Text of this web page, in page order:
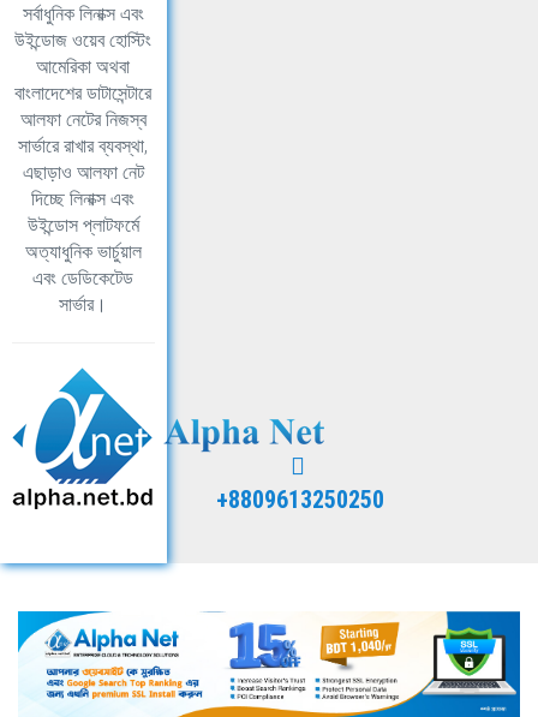
সর্বাধুনিক লিনাক্স এবং
উইন্ডোজ ওয়েব হোস্টিং
আমেরিকা অথবা
বাংলাদেশের ডাটাসেন্টারে
আলফা নেটের নিজস্ব
সার্ভারে রাখার ব্যবস্থা,
এছাড়াও আলফা নেট
দিচ্ছে লিনাক্স এবং
উইন্ডোস প্লাটফর্মে
অত্যাধুনিক ভার্চুয়াল
এবং ডেডিকেটেড
সার্ভার।
+8809613250250